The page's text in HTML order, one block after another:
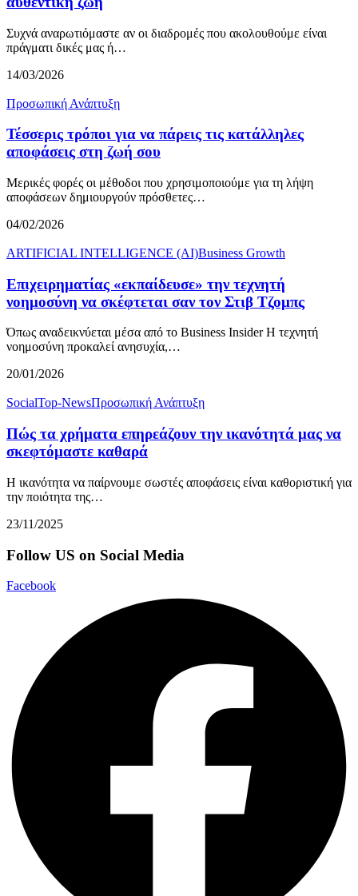
Συχνά αναρωτιόμαστε αν οι διαδρομές που ακολουθούμε είναι
πράγματι δικές μας ή…
14/03/2026
Προσωπική Ανάπτυξη
Τέσσερις τρόποι για να πάρεις τις κατάλληλες
αποφάσεις στη ζωή σου
Μερικές φορές οι μέθοδοι που χρησιμοποιούμε για τη λήψη
αποφάσεων δημιουργούν πρόσθετες…
04/02/2026
ARTIFICIAL INTELLIGENCE (AI)Business Growth
Επιχειρηματίας «εκπαίδευσε» την τεχνητή
νοημοσύνη να σκέφτεται σαν τον Στιβ Τζομπς
Όπως αναδεικνύεται μέσα από το Business Insider Η τεχνητή
νοημοσύνη προκαλεί ανησυχία,…
20/01/2026
SocialTop-NewsΠροσωπική Ανάπτυξη
Πώς τα χρήματα επηρεάζουν την ικανότητά μας να
σκεφτόμαστε καθαρά
Η ικανότητα να παίρνουμε σωστές αποφάσεις είναι καθοριστική για
την ποιότητα της…
23/11/2025
Follow US on Social Media
Facebook